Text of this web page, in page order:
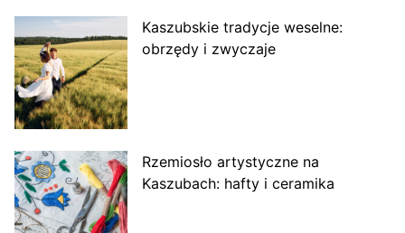
Kaszubskie tradycje weselne:
obrzędy i zwyczaje
Rzemiosło artystyczne na
Kaszubach: hafty i ceramika